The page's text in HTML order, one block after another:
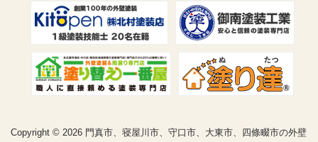
Copyright © 2026 門真市、寝屋川市、守口市、大東市、四條畷市の外壁